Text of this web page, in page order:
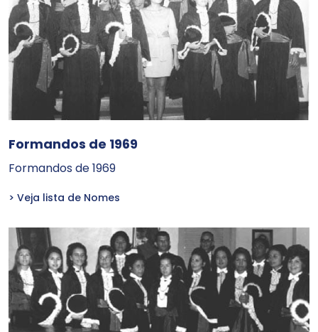
Formandos de 1969
Formandos de 1969
> Veja lista de Nomes